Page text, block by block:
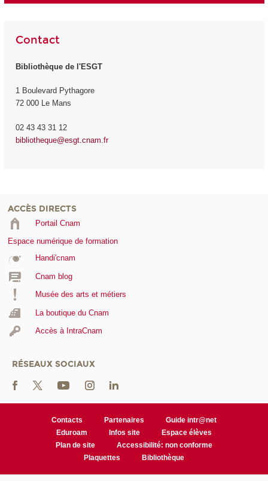
Contact
Bibliothèque de l'ESGT
1 Boulevard Pythagore
72 000 Le Mans
02 43 43 31 12
bibliotheque@esgt.cnam.fr
ACCÈS DIRECTS
Portail Cnam
Espace numérique de formation
Handi'cnam
Cnam blog
Musée des arts et métiers
La boutique du Cnam
Accès à IntraCnam
RÉSEAUX SOCIAUX
Contacts Partenaires
Guide intr@net
Eduroam
Infos site
Espace élèves
Plan de site
Accessibilité: non conforme
Plaquettes
Bibliothèque